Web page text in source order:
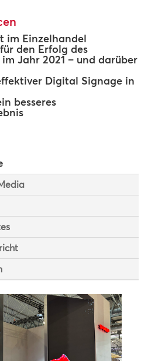
im Einzelhandel
den Erfolg des
Jahr 2021 – und darüber
Digital Signage in
besseres